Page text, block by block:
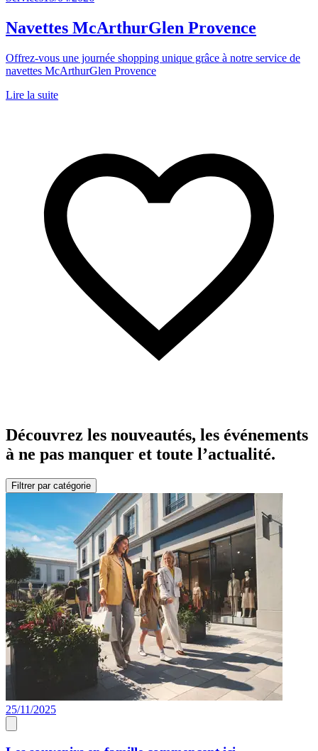
Navettes McArthurGlen Provence
Offrez-vous une journée shopping unique grâce à notre service de
navettes McArthurGlen Provence
Lire la suite
Découvrez les nouveautés, les événements
à ne pas manquer et toute l’actualité.
Filtrer par catégorie
25/11/2025